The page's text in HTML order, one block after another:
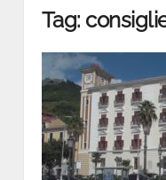
Tag: